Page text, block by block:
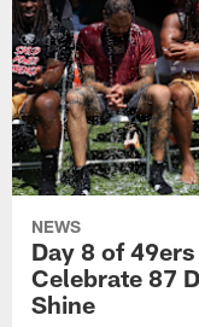
NEWS
Day 8 of
Celebrate 87
Shine